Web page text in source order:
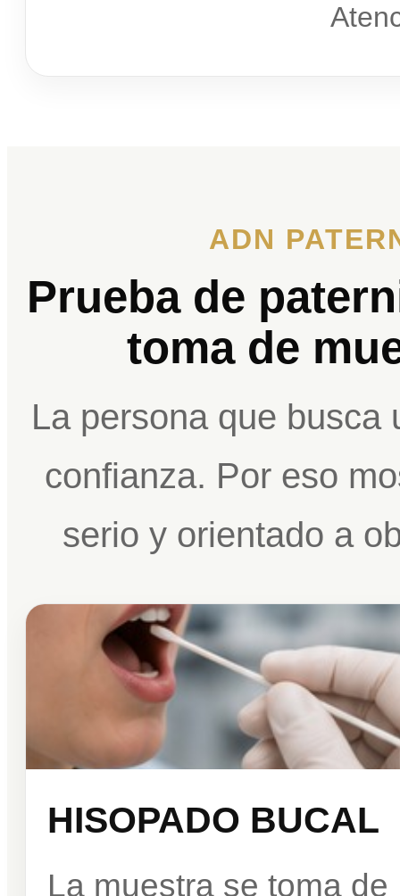
ADN
Prueba de
toma de
La persona que busca
confianza. Por eso
serio y orientado a
HISOPADO BUCAL
La muestra se toma de